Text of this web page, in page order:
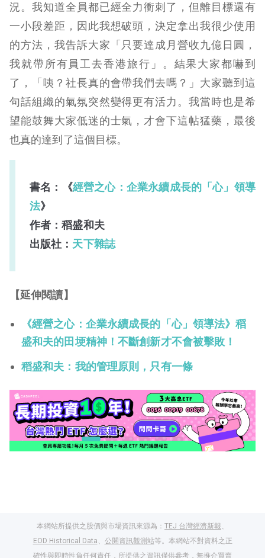
況。我知道全員都已經全力衝刺了，但離目標還有
一小段差距，因此我想破頭，決定拿出我很少使用
的方法，我告訴大家「只要達成月營收九億日圓，
我就帶所有員工去香港旅行」。結果大家都嚇到
了，「咦？社長真的會帶我們去嗎？」大家聽到這
句話組織的氣氛突然變得更有活力。我當時也是希
望能鼓舞大家低迷的士氣，才會下這帖猛藥，最後
也真的達到了這個目標。
書名：《經營之心：企業永續成長的「心」領導
法》
作者：稻盛和夫
出版社： 天下雜誌
【延伸閱讀】
《經營之心：企業永續成長的「心」領導法》稻
盛和夫的田埂精神！不斷創新才不會被擊敗！
稻盛和夫：我的管理原則，只有一條
本網站所提供之股價與市場資訊來源為： TEJ 台灣經濟新報、
EOD Historical Data、 公開資訊觀測站等。本網站不對資料之正
確性與即時性負任何責任，所提供之資訊僅供參考，無推介買賣